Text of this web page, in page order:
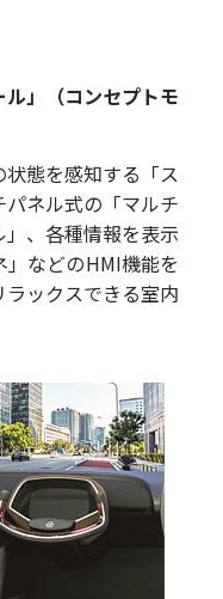
ル」（コンセプトモ
態を感知する「ス
ネル式の「マルチ
、各種情報を表示
などのHMI機能を
ックスできる室内